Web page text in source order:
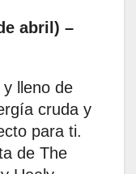
abril) –
lleno de
cruda y
para ti.
de The